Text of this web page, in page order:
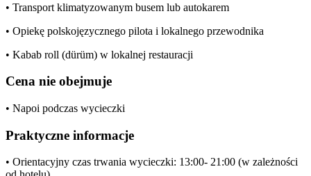
• Transport klimatyzowanym busem lub autokarem
• Opiekę polskojęzycznego pilota i lokalnego przewodnika
• Kabab roll (dürüm) w lokalnej restauracji
Cena nie obejmuje
• Napoi podczas wycieczki
Praktyczne informacje
• Orientacyjny czas trwania wycieczki: 13:00- 21:00 (w zależności